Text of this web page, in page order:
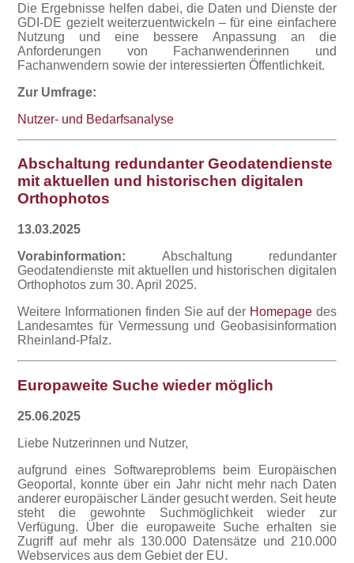
Die Ergebnisse helfen dabei, die Daten und Dienste der
GDI-DE gezielt weiterzuentwickeln – für eine einfachere
Nutzung und eine bessere Anpassung an die
Anforderungen von Fachanwenderinnen und
Fachanwendern sowie der interessierten Öffentlichkeit.
Zur Umfrage:
Nutzer- und Bedarfsanalyse
Abschaltung redundanter Geodatendienste
mit aktuellen und historischen digitalen
Orthophotos
13.03.2025
Vorabinformation: Abschaltung redundanter
Geodatendienste mit aktuellen und historischen digitalen
Orthophotos zum 30. April 2025.
Weitere Informationen finden Sie auf der Homepagedes
Landesamtes für Vermessung und Geobasisinformation
Rheinland-Pfalz.
Europaweite Suche wieder möglich
25.06.2025
Liebe Nutzerinnen und Nutzer,
aufgrund eines Softwareproblems beim Europäischen
Geoportal, konnte über ein Jahr nicht mehr nach Daten
anderer europäischer Länder gesucht werden. Seit heute
steht die gewohnte Suchmöglichkeit wieder zur
Verfügung. Über die europaweite Suche erhalten sie
Zugriff auf mehr als 130.000 Datensätze und 210.000
Webservices aus dem Gebiet der EU.